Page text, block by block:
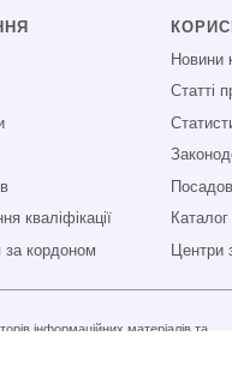
кваліфікації
за кордоном
Новини
Статті
Центри
інформаційних матеріалів та